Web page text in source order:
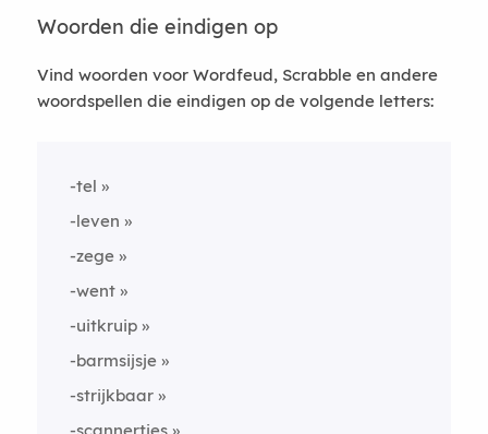
Woorden die eindigen op
Vind woorden voor Wordfeud, Scrabble en andere
woordspellen die eindigen op de volgende letters:
-tel
-leven
-zege
-went
-uitkruip
-barmsijsje
-strijkbaar